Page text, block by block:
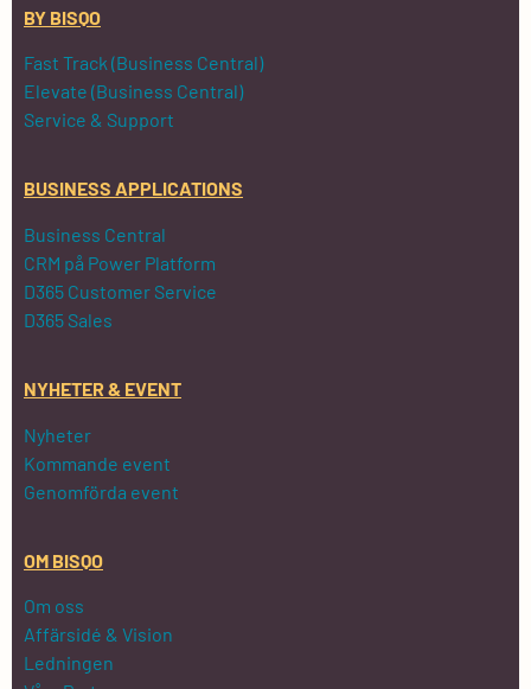
BY BISQO
Fast Track (Business Central)
Elevate (Business Central)
Service & Support
BUSINESS APPLICATIONS
Business Central
CRM på Power Platform
D365 Customer Service
D365 Sales
NYHETER & EVENT
Nyheter
Kommande event
Genomförda event
OM BISQO
Om oss
Affärsidé & Vision
Ledningen